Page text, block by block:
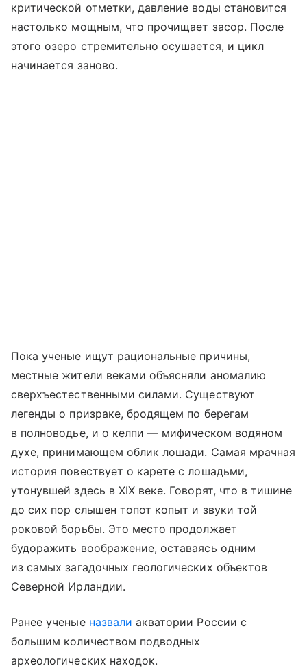
критической отметки, давление воды становится
настолько мощным, что прочищает засор. После
этого озеро стремительно осушается, и цикл
начинается заново.
Пока ученые ищут рациональные причины,
местные жители веками объясняли аномалию
сверхъестественными силами. Существуют
легенды о призраке, бродящем по берегам
в полноводье, и о келпи — мифическом водяном
духе, принимающем облик лошади. Самая мрачная
история повествует о карете с лошадьми,
утонувшей здесь в XIX веке. Говорят, что в тишине
до сих пор слышен топот копыт и звуки той
роковой борьбы. Это место продолжает
будоражить воображение, оставаясь одним
из самых загадочных геологических объектов
Северной Ирландии.
Ранее ученые назвали акватории России с
большим количеством подводных
археологических находок.